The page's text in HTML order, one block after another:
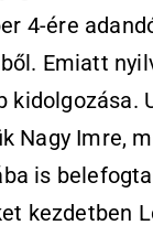
4-ére
Emiatt
Nagy Imre,
is
kezdetben